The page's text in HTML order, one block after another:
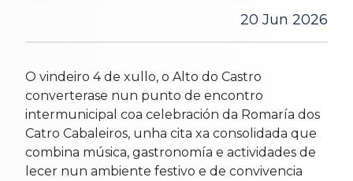
20 Jun 2026
O vindeiro 4 de xullo, o Alto do Castro
converterase nun punto de encontro
intermunicipal coa celebración da Romaría dos
Catro Cabaleiros, unha cita xa consolidada que
combina música, gastronomía e actividades de
lecer nun ambiente festivo e de convivencia